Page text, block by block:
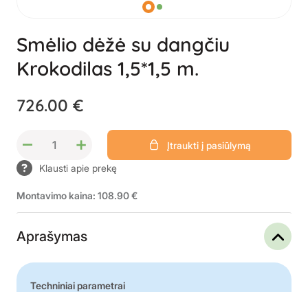
Smėlio dėžė su dangčiu
Krokodilas 1,5*1,5 m.
726.00 €
– +
Įtraukti į pasiūlymą
Klausti apie prekę
Montavimo kaina: 108.90 €
Aprašymas
Techniniai parametrai